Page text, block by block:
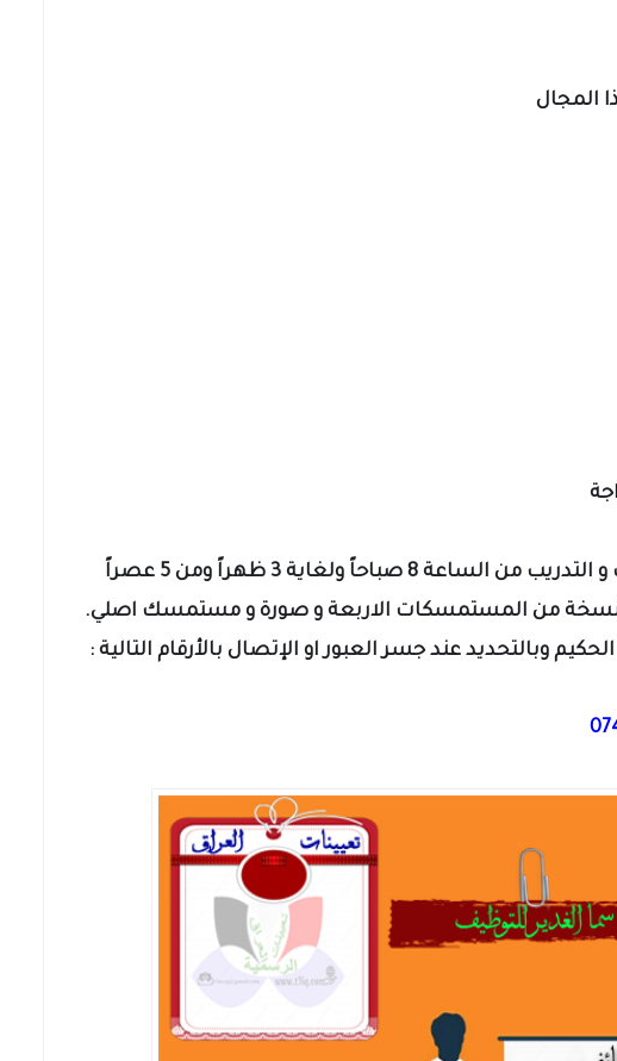
يرجى زيارة مقر شركة سما للتوظيف و التدريب من الساعة 8 صباحاً ولغاية 3 ظهراً ومن 5 عصراً
وبالتحديد عند جسر العبور او الإتصال بالأرقام التالية :